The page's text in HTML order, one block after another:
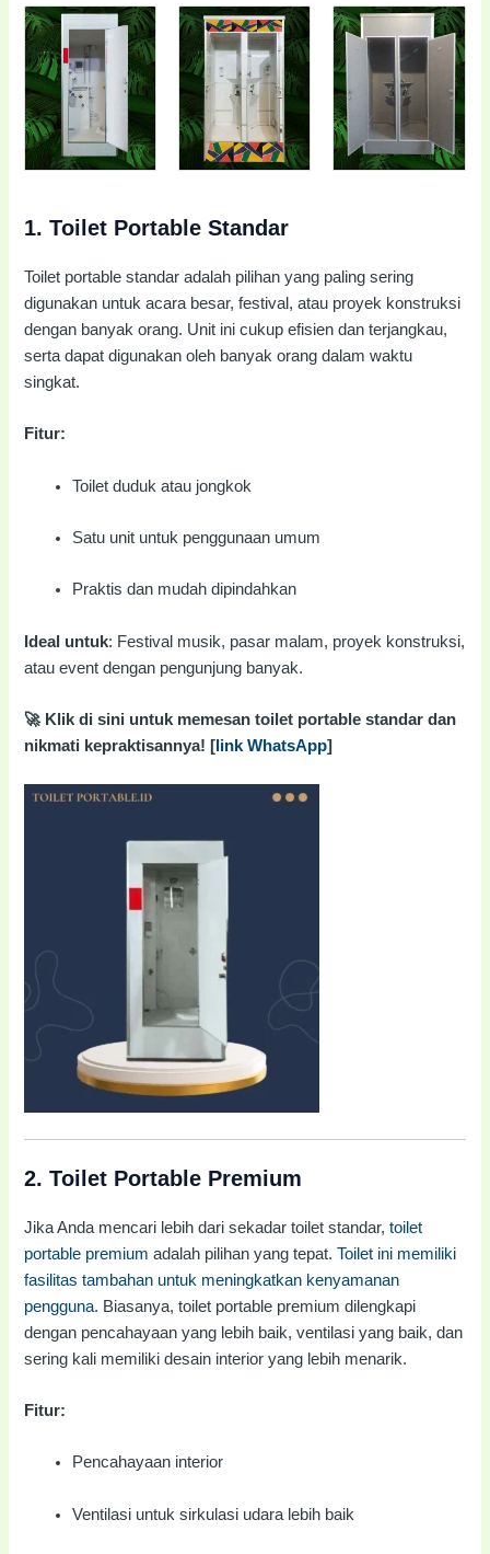
1.Toilet Portable Standar
Toilet portable standar adalah pilihan yang paling sering
digunakan untuk acara besar, festival, atau proyek konstruksi
dengan banyak orang. Unit ini cukup efisien dan terjangkau,
serta dapat digunakan oleh banyak orang dalam waktu
singkat.
Fitur:
Toilet duduk atau jongkok
Satu unit untuk penggunaan umum
Praktis dan mudah dipindahkan
Ideal untuk: Festival musik, pasar malam, proyek konstruksi,
atau event dengan pengunjung banyak.
🚀 Klik di sini untuk memesan toilet portable standar dan
nikmati kepraktisannya! [ link WhatsApp]
2.Toilet Portable Premium
Jika Anda mencari lebih dari sekadar toilet standar,toilet
portable premium adalah pilihan yang tepat.Toilet ini memiliki
fasilitas tambahan untuk meningkatkan kenyamanan
pengguna. Biasanya, toilet portable premium dilengkapi
dengan pencahayaan yang lebih baik, ventilasi yang baik, dan
sering kali memiliki desain interior yang lebih menarik.
Fitur:
Pencahayaan interior
Ventilasi untuk sirkulasi udara lebih baik